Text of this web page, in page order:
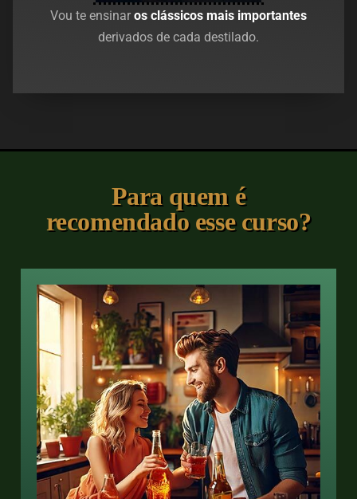
Vou te ensinar os clássicos mais importantes
derivados de cada destilado.
Para quem é
recomendado esse curso?